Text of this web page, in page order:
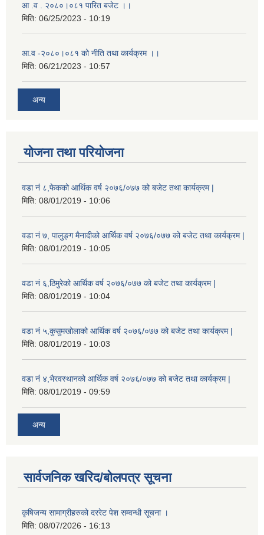
आ .व . २०८०।०८१ पारित बजेट ।।
मिति: 06/25/2023 - 10:19
आ.व -२०८०।०८१ को नीति तथा कार्यक्रम ।।
मिति: 06/21/2023 - 10:57
अन्य
योजना तथा परियोजना
वडा नं ८,फेकको आर्थिक वर्ष २०७६/०७७ को बजेट तथा कार्यक्रम |
मिति: 08/01/2019 - 10:06
वडा नं ७, पालुङ्ग मैनादीको आर्थिक वर्ष २०७६/०७७ को बजेट तथा कार्यक्रम |
मिति: 08/01/2019 - 10:05
वडा नं ६,ठिमुरेको आर्थिक वर्ष २०७६/०७७ को बजेट तथा कार्यक्रम |
मिति: 08/01/2019 - 10:04
वडा नं ५,कुसुमखोलाको आर्थिक वर्ष २०७६/०७७ को बजेट तथा कार्यक्रम |
मिति: 08/01/2019 - 10:03
वडा नं ४,भैरवस्थानको आर्थिक वर्ष २०७६/०७७ को बजेट तथा कार्यक्रम |
मिति: 08/01/2019 - 09:59
अन्य
सार्वजनिक खरिद/बोलपत्र सूचना
कृषिजन्य सामाग्रीहरुको दररेट पेश सम्वन्धी सूचना ।
मिति: 08/07/2026 - 16:13